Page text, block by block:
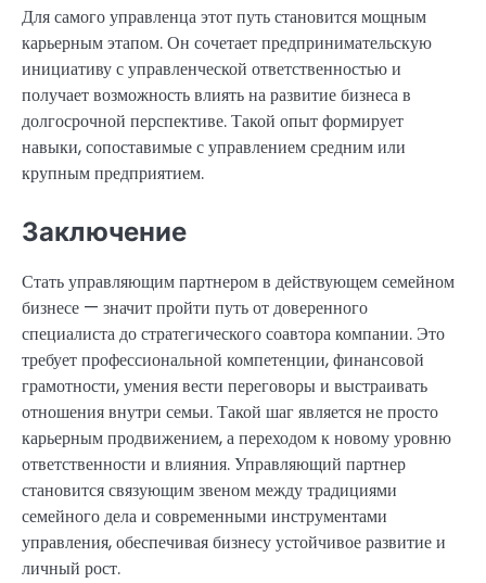
Для самого управленца этот путь становится мощным
карьерным этапом. Он сочетает предпринимательскую
инициативу с управленческой ответственностью и
получает возможность влиять на развитие бизнеса в
долгосрочной перспективе. Такой опыт формирует
навыки, сопоставимые с управлением средним или
крупным предприятием.
Заключение
Стать управляющим партнером в действующем семейном
бизнесе — значит пройти путь от доверенного
специалиста до стратегического соавтора компании. Это
требует профессиональной компетенции, финансовой
грамотности, умения вести переговоры и выстраивать
отношения внутри семьи. Такой шаг является не просто
карьерным продвижением, а переходом к новому уровню
ответственности и влияния. Управляющий партнер
становится связующим звеном между традициями
семейного дела и современными инструментами
управления, обеспечивая бизнесу устойчивое развитие и
личный рост.